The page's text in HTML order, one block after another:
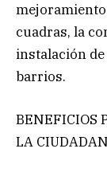
mejoramiento
cuadras, la
instalación
barrios.
BENEFICIOS
LA